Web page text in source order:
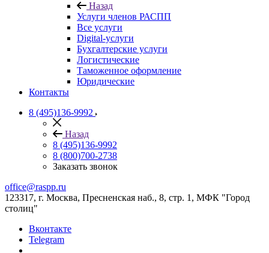
Назад
Услуги членов РАСПП
Все услуги
Digital-услуги
Бухгалтерские услуги
Логистические
Таможенное оформление
Юридические
Контакты
8 (495)136-9992
Назад
8 (495)136-9992
8 (800)700-2738
Заказать звонок
office@raspp.ru
123317, г. Москва, Пресненская наб., 8, стр. 1, МФК "Город
столиц"
Вконтакте
Telegram